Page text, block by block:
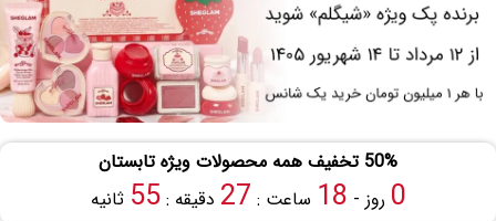
50% تخفیف همه محصولات ویژه تابستان
0 روز - 18 ساعت : 27 دقیقه :54 ثانیه